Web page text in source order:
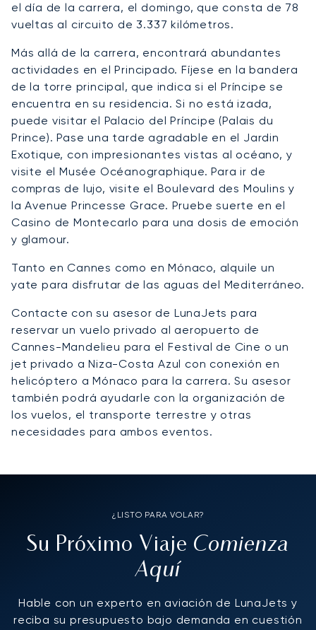
el día de la carrera, el domingo, que consta de 78
vueltas al circuito de 3.337 kilómetros.
Más allá de la carrera, encontrará abundantes
actividades en el Principado. Fíjese en la bandera
de la torre principal, que indica si el Príncipe se
encuentra en su residencia. Si no está izada,
puede visitar el Palacio del Príncipe (Palais du
Prince). Pase una tarde agradable en el Jardin
Exotique, con impresionantes vistas al océano, y
visite el Musée Océanographique. Para ir de
compras de lujo, visite el Boulevard des Moulins y
la Avenue Princesse Grace. Pruebe suerte en el
Casino de Montecarlo para una dosis de emoción
y glamour.
Tanto en Cannes como en Mónaco, alquile un
yate para disfrutar de las aguas del Mediterráneo.
Contacte con su asesor de LunaJets para
reservar un vuelo privado al aeropuerto de
Cannes-Mandelieu para el Festival de Cine o un
jet privado a Niza-Costa Azul con conexión en
helicóptero a Mónaco para la carrera. Su asesor
también podrá ayudarle con la organización de
los vuelos, el transporte terrestre y otras
necesidades para ambos eventos.
¿LISTO PARA VOLAR?
Su Próximo Viaje Comienza
Aquí
Hable con un experto en aviación de LunaJets y
reciba su presupuesto bajo demanda en cuestión